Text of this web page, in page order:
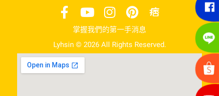
掌握我們的第一手消息
Lyhsin © 2026 All Rights Reserved.